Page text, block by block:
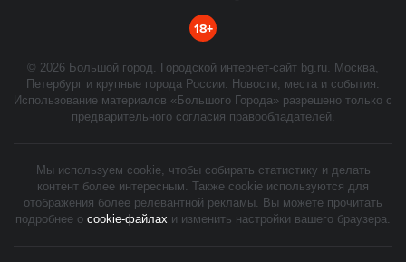
18+
© 2026 Большой город. Городской интернет-сайт bg.ru. Москва,
Петербург и крупные города России. Новости, места и события.
Использование материалов «Большого Города» разрешено только с
предварительного согласия правообладателей.
Мы используем cookie, чтобы собирать статистику и делать
контент более интересным. Также cookie используются для
отображения более релевантной рекламы. Вы можете прочитать
подробнее о cookie-файлах и изменить настройки вашего браузера.